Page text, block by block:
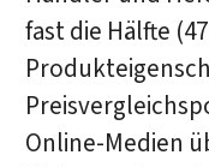
fast die Hälfte
Online-Medien